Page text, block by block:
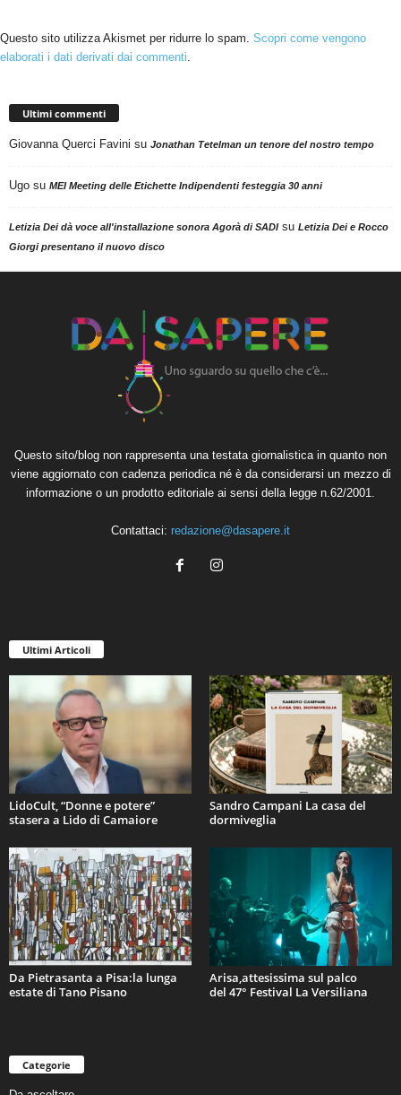
Questo sito utilizza Akismet per ridurre lo spam. Scopri come vengono
elaborati i dati derivati dai commenti.
Ultimi commenti
Giovanna Querci Favini su Jonathan Tetelman un tenore del nostro tempo
Ugo su MEI Meeting delle Etichette Indipendenti festeggia 30 anni
Letizia Dei dà voce all'installazione sonora Agorà di SADIsu Letizia Dei e Rocco
Giorgi presentano il nuovo disco
Questo sito/blog non rappresenta una testata giornalistica in quanto non
viene aggiornato con cadenza periodica né è da considerarsi un mezzo di
informazione o un prodotto editoriale ai sensi della legge n.62/2001.
Contattaci: redazione@dasapere.it
Ultimi Articoli
LidoCult, “Donne e potere”
stasera a Lido di Camaiore
Sandro Campani La casa del
dormiveglia
Da Pietrasanta a Pisa:la lunga
estate di Tano Pisano
Arisa,attesissima sul palco
del 47° Festival La Versiliana
Categorie